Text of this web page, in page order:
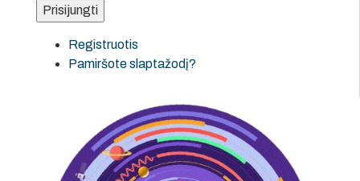
Registruotis
Pamiršote slaptažodį?